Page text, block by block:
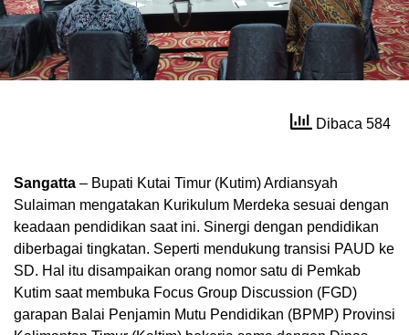
Dibaca 584
Sangatta – Bupati Kutai Timur (Kutim) Ardiansyah
Sulaiman mengatakan Kurikulum Merdeka sesuai dengan
keadaan pendidikan saat ini. Sinergi dengan pendidikan
diberbagai tingkatan. Seperti mendukung transisi PAUD ke
SD. Hal itu disampaikan orang nomor satu di Pemkab
Kutim saat membuka Focus Group Discussion (FGD)
garapan Balai Penjamin Mutu Pendidikan (BPMP) Provinsi